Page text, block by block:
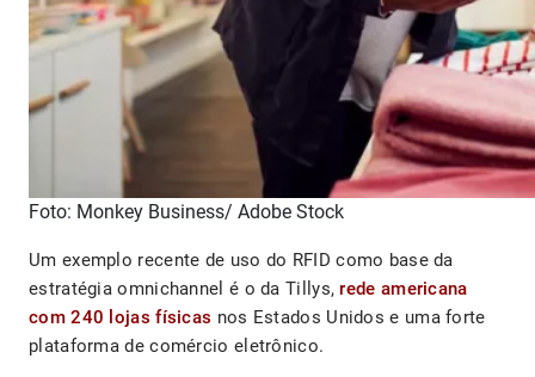
Foto: Monkey Business/ Adobe Stock
Um exemplo recente de uso do RFID como base da
estratégia omnichannel é o da Tillys, rede americana
com 240 lojas físicas nos Estados Unidos e uma forte
plataforma de comércio eletrônico.